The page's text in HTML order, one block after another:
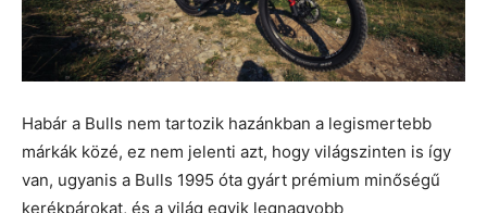
Habár a Bulls nem tartozik hazánkban a legismertebb
márkák közé, ez nem jelenti azt, hogy világszinten is így
van, ugyanis a Bulls 1995 óta gyárt prémium minőségű
kerékpárokat, és a világ egyik legnagyobb